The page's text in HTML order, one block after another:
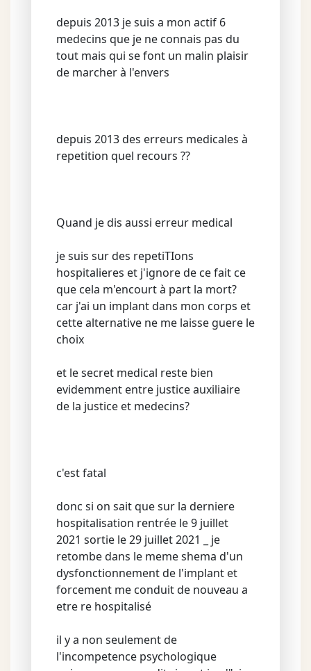
depuis 2013 je suis a mon actif 6
medecins que je ne connais pas du
tout mais qui se font un malin plaisir
de marcher à l'envers
depuis 2013 des erreurs medicales à
repetition quel recours ??
Quand je dis aussi erreur medical
je suis sur des repetiTIons
hospitalieres et j'ignore de ce fait ce
que cela m'encourt à part la mort?
car j'ai un implant dans mon corps et
cette alternative ne me laisse guere le
choix
et le secret medical reste bien
evidemment entre justice auxiliaire
de la justice et medecins?
c'est fatal
donc si on sait que sur la derniere
hospitalisation rentrée le 9 juillet
2021 sortie le 29 juillet 2021 _ je
retombe dans le meme shema d'un
dysfonctionnement de l'implant et
forcement me conduit de nouveau a
etre re hospitalisé
il y a non seulement de
l'incompetence psychologique